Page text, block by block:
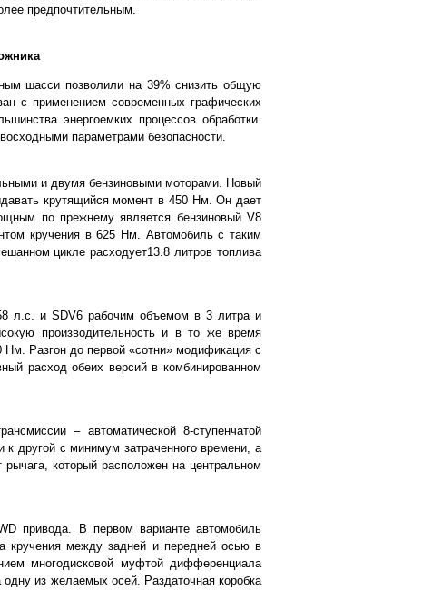
предпочтительным.
шасси позволили на 39% снизить общую
с применением современных графических
энергоемких процессов обработки.
параметрами безопасности.
и двумя бензиновыми моторами. Новый
крутящийся момент в 450 Нм. Он дает
по прежнему является бензиновый V8
кручения в 625 Нм. Автомобиль с таким
цикле расходует13.8 литров топлива
л.с. и SDV6 рабочим объемом в 3 литра и
производительность и в то же время
Разгон до первой «сотни» модификация с
расход обеих версий в комбинированном
– автоматической 8-ступенчатой
к другой с минимум затраченного времени, а
который расположен на центральном
привода. В первом варианте автомобиль
кручения между задней и передней осью в
многодисковой муфтой дифференциала
из желаемых осей. Раздаточная коробка